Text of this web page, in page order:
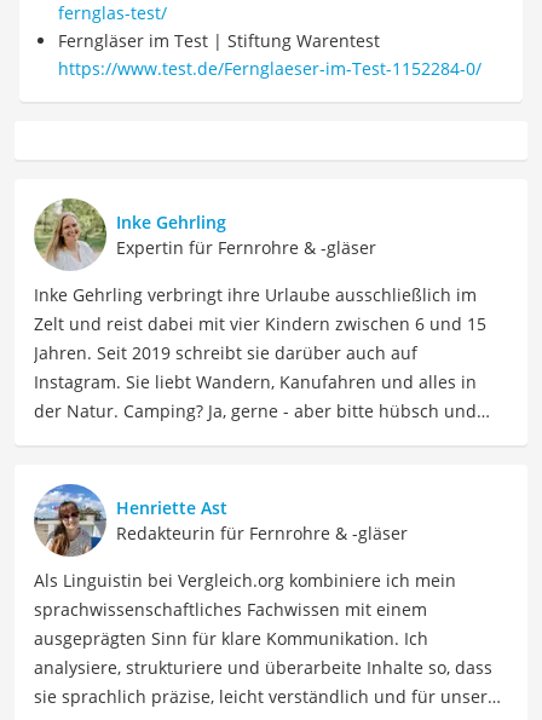
fernglas-test/
Ferngläser im Test | Stiftung Warentest
https://www.test.de/Fernglaeser-im-Test-1152284-0/
Inke Gehrling
Expertin für Fernrohre & -gläser
Inke Gehrling verbringt ihre Urlaube ausschließlich im
Zelt und reist dabei mit vier Kindern zwischen 6 und 15
Jahren. Seit 2019 schreibt sie darüber auch auf
Instagram. Sie liebt Wandern, Kanufahren und alles in
der Natur. Camping? Ja, gerne - aber bitte hübsch und
und Meer statt Freizeitpark und Shoppingcenter!
Der Fernglas 10x32-Vergleich ist aus unserer Sicht
besonders empfehlenswert für
undJäger.
Henriette Ast
Redakteurin für Fernrohre & -gläser
Als Linguistin bei Vergleich.org kombiniere ich mein
sprachwissenschaftliches Fachwissen mit einem
ausgeprägten Sinn für klare Kommunikation. Ich
analysiere, strukturiere und überarbeite Inhalte so, dass
sie sprachlich präzise, leicht verständlich und für unsere